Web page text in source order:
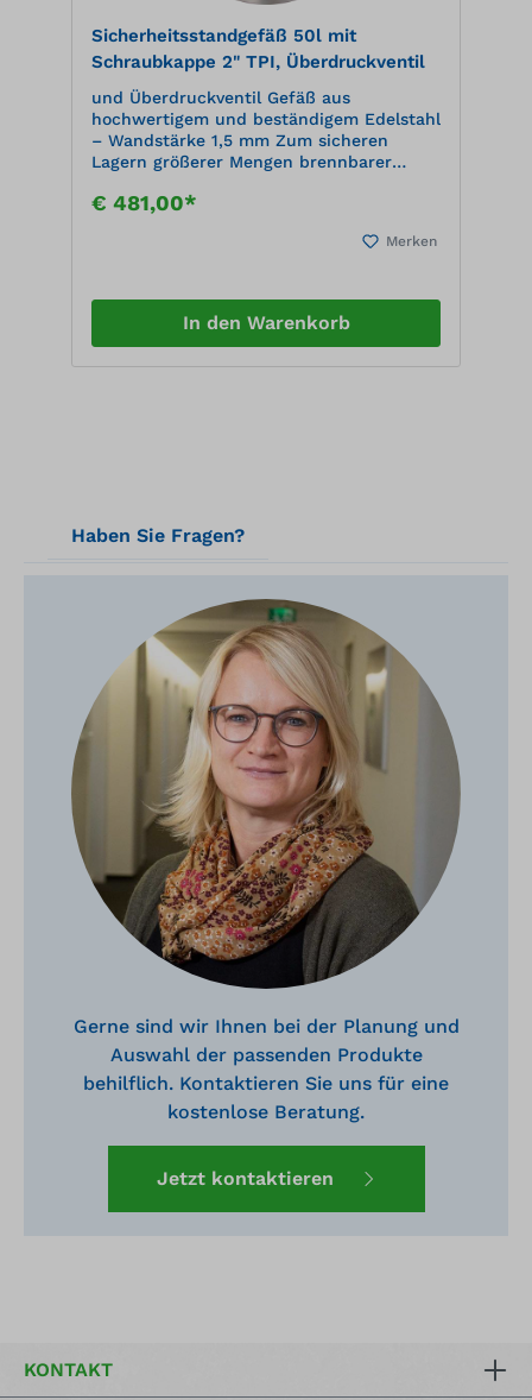
Sicherheitsstandgefäß 50l mit
Schraubkappe 2" TPI, Überdruckventil
und Überdruckventil Gefäß aus
hochwertigem und beständigem Edelstahl
– Wandstärke 1,5 mm Zum sicheren
Lagern größerer Mengen brennbarer
Dosieren nutzbar Hohe Standfestigkeit
Schraubkappe (Druckausgleich ab ca. 0,3
€ 481,00*
Merken
In den Warenkorb
Haben Sie Fragen?
Gerne sind wir Ihnen bei der Planung und
Auswahl der passenden Produkte
behilflich. Kontaktieren Sie uns für eine
kostenlose Beratung.
Jetzt kontaktieren
KONTAKT